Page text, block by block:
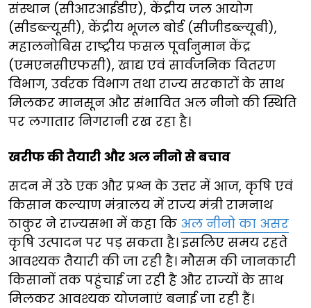
संस्थान (सीआरआईडीए), केंद्रीय जल आयोग
(सीडब्ल्यूसी), केंद्रीय भूजल बोर्ड (सीजीडब्ल्यूबी),
महालनोबिस राष्ट्रीय फसल पूर्वानुमान केंद्र
(एमएनसीएफसी), खाद्य एवं सार्वजनिक वितरण
विभाग, उर्वरक विभाग तथा राज्य सरकारों के साथ
मिलकर मानसून और संभावित अल नीनो की स्थिति
पर लगातार निगरानी रख रहा है।
खरीफ की तैयारी और अल नीनो से बचाव
सदन में उठे एक और प्रश्न के उत्तर में आज, कृषि एवं
किसान कल्याण मंत्रालय में राज्य मंत्री रामनाथ
ठाकुर ने राज्यसभा में कहा कि अल नीनो का असर
कृषि उत्पादन पर पड़ सकता है। इसलिए समय रहते
आवश्यक तैयारी की जा रही है। मौसम की जानकारी
किसानों तक पहुंचाई जा रही है और राज्यों के साथ
मिलकर आवश्यक योजनाएं बनाई जा रही हैं।